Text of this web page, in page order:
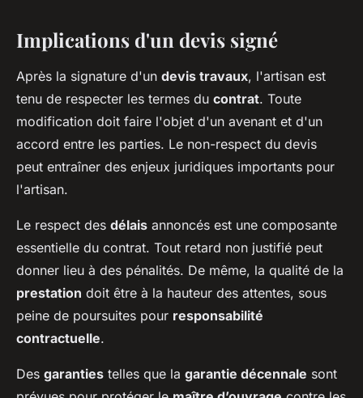
Implications d'un devis signé
Après la signature d'un devis travaux, l'artisan est
tenu de respecter les termes du contrat. Toute
modification doit faire l'objet d'un avenant et d'un
accord entre les parties. Le non-respect du devis
peut entraîner des enjeux juridiques importants pour
l'artisan.
Le respect des délais annoncés est une composante
essentielle du contrat. Tout retard non justifié peut
donner lieu à des pénalités. De même, la qualité de la
prestation doit être à la hauteur des attentes, sous
peine de poursuites pour responsabilité
contractuelle.
Des garanties telles que la garantie décennale sont